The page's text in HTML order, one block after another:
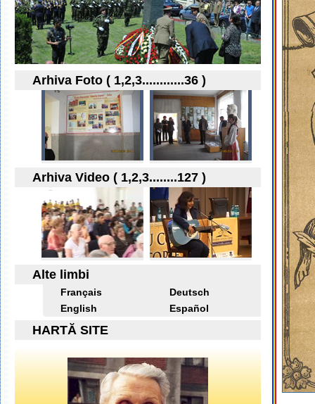
Arhiva Foto ( 1,2,3............36 )
Arhiva Video ( 1,2,3........127 )
Alte limbi
Français
Deutsch
English
Español
HARTĂ SITE